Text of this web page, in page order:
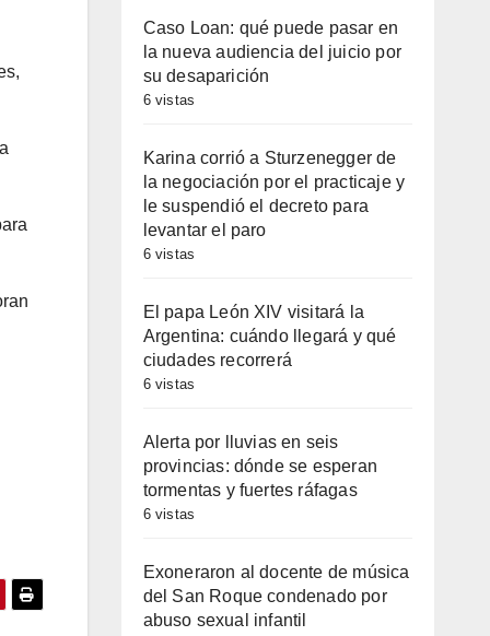
Caso Loan: qué puede pasar en
la nueva audiencia del juicio por
su desaparición
6 vistas
Karina corrió a Sturzenegger de
la negociación por el practicaje y
le suspendió el decreto para
levantar el paro
6 vistas
El papa León XIV visitará la
Argentina: cuándo llegará y qué
ciudades recorrerá
6 vistas
Alerta por lluvias en seis
provincias: dónde se esperan
tormentas y fuertes ráfagas
6 vistas
Exoneraron al docente de música
del San Roque condenado por
abuso sexual infantil